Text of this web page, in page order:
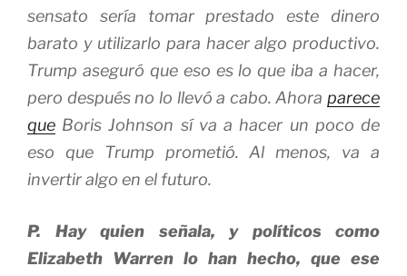
sensato sería tomar prestado este dinero
barato y utilizarlo para hacer algo productivo.
Trump aseguró que eso es lo que iba a hacer,
pero después no lo llevó a cabo. Ahora parece
que Boris Johnson sí va a hacer un poco de
eso que Trump prometió. Al menos, va a
invertir algo en el futuro.
P. Hay quien señala, y políticos como
Elizabeth Warren lo han hecho, que ese